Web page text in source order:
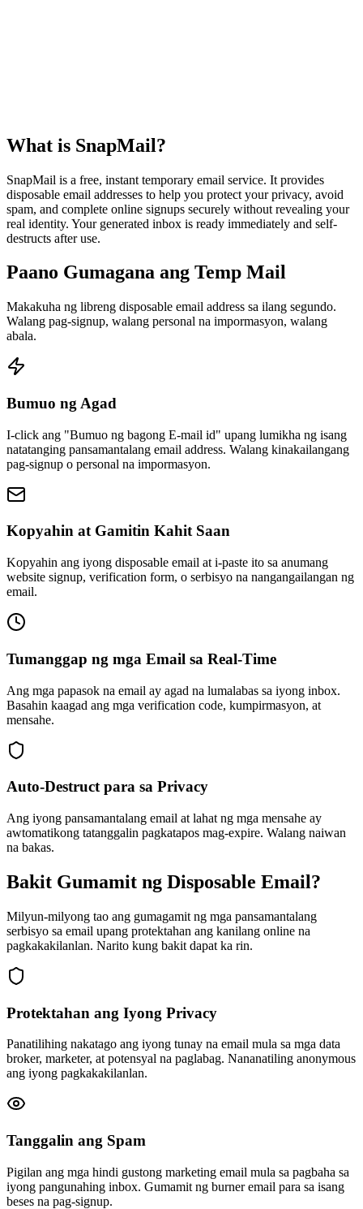
What is SnapMail?
SnapMail is a free, instant temporary email service. It provides
disposable email addresses to help you protect your privacy, avoid
spam, and complete online signups securely without revealing your
real identity. Your generated inbox is ready immediately and self-
destructs after use.
Paano Gumagana ang Temp Mail
Makakuha ng libreng disposable email address sa ilang segundo.
Walang pag-signup, walang personal na impormasyon, walang
abala.
Bumuo ng Agad
I-click ang "Bumuo ng bagong E-mail id" upang lumikha ng isang
natatanging pansamantalang email address. Walang kinakailangang
pag-signup o personal na impormasyon.
Kopyahin at Gamitin Kahit Saan
Kopyahin ang iyong disposable email at i-paste ito sa anumang
website signup, verification form, o serbisyo na nangangailangan ng
email.
Tumanggap ng mga Email sa Real-Time
Ang mga papasok na email ay agad na lumalabas sa iyong inbox.
Basahin kaagad ang mga verification code, kumpirmasyon, at
mensahe.
Auto-Destruct para sa Privacy
Ang iyong pansamantalang email at lahat ng mga mensahe ay
awtomatikong tatanggalin pagkatapos mag-expire. Walang naiwan
na bakas.
Bakit Gumamit ng Disposable Email?
Milyun-milyong tao ang gumagamit ng mga pansamantalang
serbisyo sa email upang protektahan ang kanilang online na
pagkakakilanlan. Narito kung bakit dapat ka rin.
Protektahan ang Iyong Privacy
Panatilihing nakatago ang iyong tunay na email mula sa mga data
broker, marketer, at potensyal na paglabag. Nananatiling anonymous
ang iyong pagkakakilanlan.
Tanggalin ang Spam
Pigilan ang mga hindi gustong marketing email mula sa pagbaha sa
iyong pangunahing inbox. Gumamit ng burner email para sa isang
beses na pag-signup.